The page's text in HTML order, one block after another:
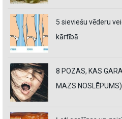
5 sieviešu vēderu
kārtībā
8 POZAS, KAS
MAZS